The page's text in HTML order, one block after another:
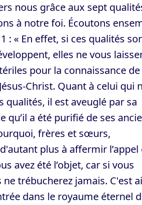
nous grâce aux sept
à notre foi. Écoutons
: « En effet, si ces qualités
elles ne vous
pour la connaissance de
Christ. Quant à celui qui
qualités, il est aveuglé par sa
qu’il a été purifié de ses
frères et sœurs,
plus à affermir l’appel
avez été l’objet, car si vous
ne trébucherez jamais. C'est
dans le royaume éternel